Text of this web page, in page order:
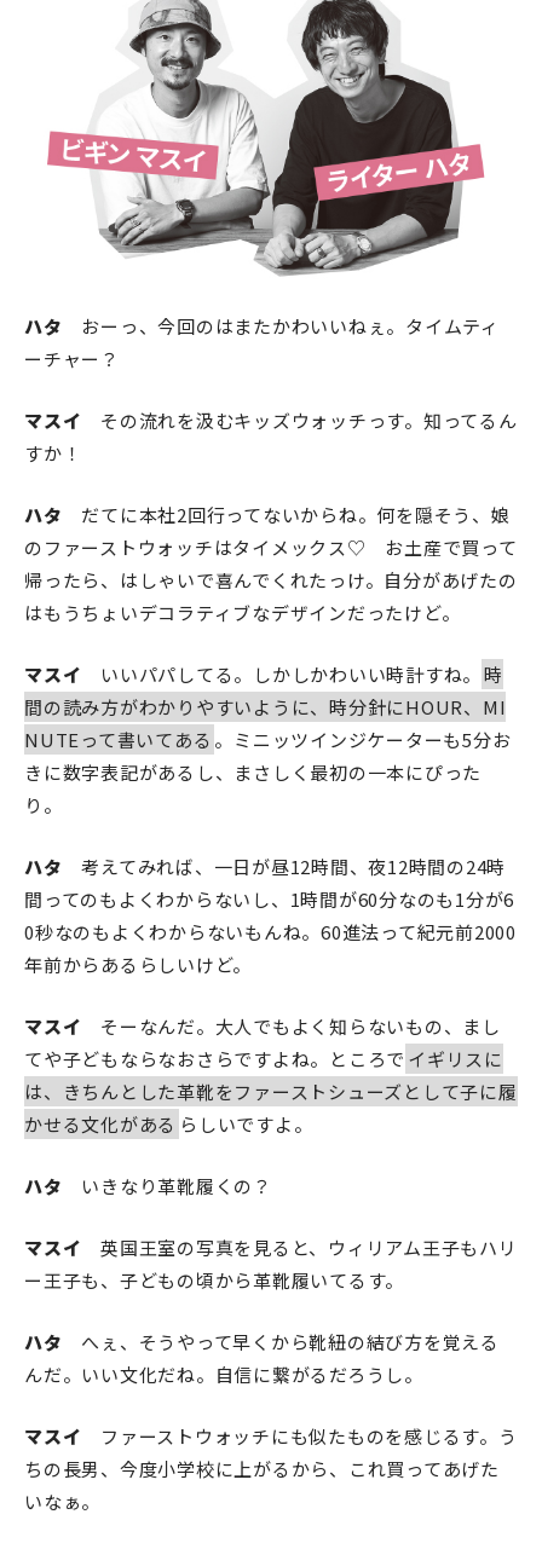
ハタ おーっ、今回のはまたかわいいねぇ。タイムティ
ーチャー？
マスイ その流れを汲むキッズウォッチっす。知ってるん
すか！
ハタ だてに本社2回行ってないからね。何を隠そう、娘
のファーストウォッチはタイメックス♡ お土産で買って
帰ったら、はしゃいで喜んでくれたっけ。自分があげたの
はもうちょいデコラティブなデザインだったけど。
マスイ いいパパしてる。しかしかわいい時計すね。 時
間の読み方がわかりやすいように、時分針にHOUR、MI
NUTEって書いてある 。ミニッツインジケーターも5分お
きに数字表記があるし、まさしく最初の一本にぴった
り。
ハタ 考えてみれば、一日が昼12時間、夜12時間の24時
間ってのもよくわからないし、1時間が60分なのも1分が6
0秒なのもよくわからないもんね。60進法って紀元前2000
年前からあるらしいけど。
マスイ そーなんだ。大人でもよく知らないもの、まし
てや子どもならなおさらですよね。ところで イギリスに
は、きちんとした革靴をファーストシューズとして子に履
かせる文化がある らしいですよ。
ハタ いきなり革靴履くの？
マスイ 英国王室の写真を見ると、ウィリアム王子もハリ
ー王子も、子どもの頃から革靴履いてるす。
ハタ へぇ、そうやって早くから靴紐の結び方を覚える
んだ。いい文化だね。自信に繋がるだろうし。
マスイ ファーストウォッチにも似たものを感じるす。う
ちの長男、今度小学校に上がるから、これ買ってあげた
いなぁ。